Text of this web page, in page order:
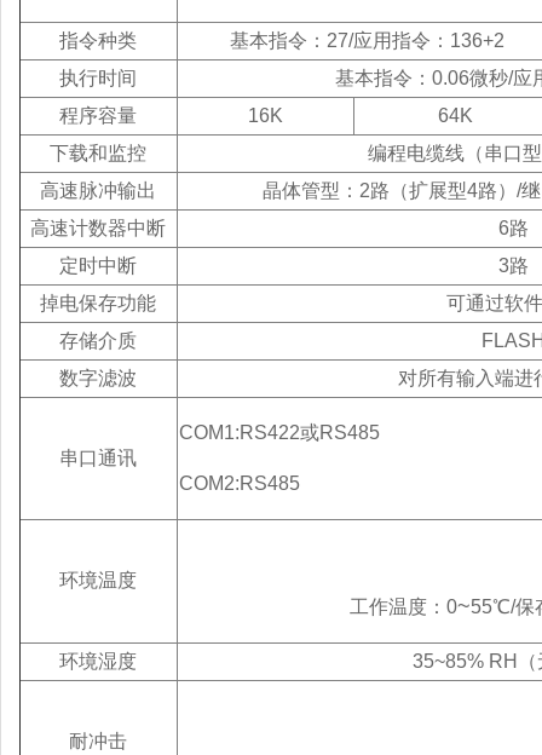
指令种类
基本指令：27/应用指令：136+2
执行时间
基本指令：0.06微秒/应
程序容量
16K
64K
下载和监控
编程电缆线（串口
高速脉冲输出
晶体管型：2路（扩展型4路）/
高速计数器中断
6路
定时中断
3路
掉电保存功能
可通过软
存储介质
数字滤波
对所有输入端进
串口通讯
COM1:RS422或RS485
COM2:RS485
环境温度
工作温度：0~55℃/保
环境湿度 35~85% RH
耐冲击